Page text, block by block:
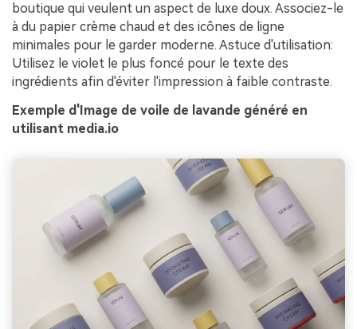
boutique qui veulent un aspect de luxe doux. Associez-le
à du papier crème chaud et des icônes de ligne
minimales pour le garder moderne. Astuce d'utilisation:
Utilisez le violet le plus foncé pour le texte des
ingrédients afin d'éviter l'impression à faible contraste.
Exemple d'Image de voile de lavande généré en
utilisant media.io